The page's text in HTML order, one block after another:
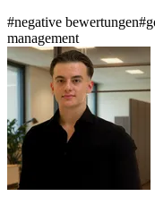
#negative bewertungen#
management